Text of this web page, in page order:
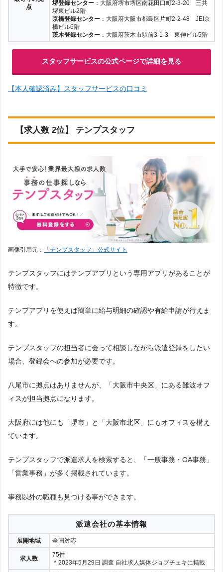
点
堺登録センター ：大阪府堺市堺区南花田口町2-3-20 三共
堺東ビル2階
京橋登録センター ：大阪府大阪市都島区片町2-2-48 JEI京
橋ビル6階
茨木登録センター ：大阪府茨木市駅前3-1-3 東伸ビル5階
スタッフサービスの公式ページで詳細を見る
【本人確認済み】スタッフサービスの口コミ
【求人数 2位】 テンプスタッフ
画像引用元： 「テンプスタッフ」公式サイト
テンプスタッフにはテンプアプリという専用アプリがあることが
特徴です。
テンプアプリを使えば簡単に給与明細の確認や有給申請が行えま
す。
テンプスタッフの担当者に会って相談しながら派遣登録をしたい
場合、登録会への参加が必要です。
八尾市に拠点はありませんが、「大阪市中央区」にある難波オフ
ィスが担当拠点になります。
大阪府には他にも「堺市」と「大阪市北区」にもオフィスを構え
ています。
テンプスタッフで派遣求人を検索すると、「一般事務・OA事務」
「営業事務」が多く掲載されています。
事務以外の職種も見つける事ができます。
派遣会社の基本情報
展開地域 全国対応
求人数
75件
＊2023年5月29日 調査 自社求人媒体ジョブチェキに掲載